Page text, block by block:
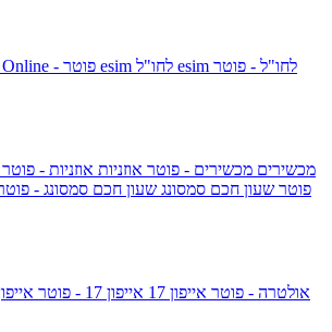
esim לחו"ל - פוטר
מכשירים מכשירים - פוטר אוזניות אוזניות - פוטר
שעון Apple Watch Series 10 - פוטר שעון חכם סמסונג שעון חכם סמסונג -
גלקסי S26 אולטרה - פוטר אייפון 17 אייפון 17 - פוטר אייפון 17